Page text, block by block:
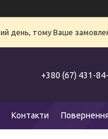
день, тому Ваше
+380 (67) 431-
Контакти